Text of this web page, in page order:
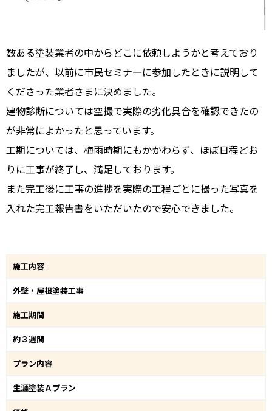
数ある塗装業者の中からどこに依頼しようかと考えており
ましたが、以前に市民セミナーに参加したときに説明して
くださった業者さまに決めました。
建物診断については空撮で実際の劣化具合を確認できたの
が非常によかったと思っています。
工期については、梅雨時期にもかかわらず、ほぼ日程どお
りに工事が終了し、満足しております。
また完工後に工事の進捗を実際の工程ごとに撮った写真を
入れた完工報告書をいただいたので安心できました。
施工内容
外壁・屋根塗装工事
施工期間
約３週間
プラン内容
生涯塗装Ａプラン